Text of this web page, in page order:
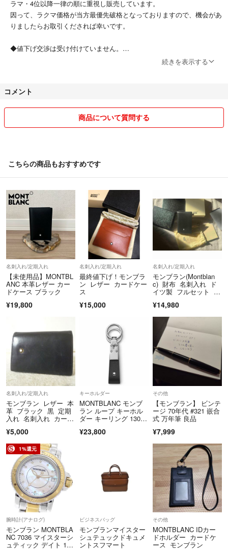
ラマ・4位以降一律の順に重視し販売しています。
因って、ラクマ価格が当方最優先破格となっておりますので、機会があ
りましたらお取引くだされば幸いです。
◆値下げ交渉は受け付けていません。
◆メル○リには無駄な手数料を大金払っていたと後悔していますので○
続きを表示する
コメント
商品について質問する
こちらの商品もおすすめです
名刺入れ/定期入れ
【未使用品】MONTBL
ANC 本革レザー カー
ドケース ブラック
¥19,800
名刺入れ/定期入れ
最終値下げ！モンブラ
ン レザー カードケー
ス
¥15,000
名刺入れ/定期入れ
モンブラン(Montblan
c) 財布 名刺入れ ド
イツ製 フルセット 未
¥14,980
名刺入れ/定期入れ
モンブラン レザー 本
革 ブラック 黒 定期
入れ 名刺入れ カード
¥5,000
キーホルダー
MONTBLANC モンブ
ラン ループ キーホル
ダー キーリング 13074
¥23,800
その他
【モンブラン】 ビンテ
ージ 70年代 #321 嵌合
式 万年筆 良品
¥7,999
1%還元
腕時計(アナログ)
モンブラン MONTBLA
NC 7036 マイスターシ
ュティック デイト 11P
ビジネスバッグ
モンブランマイスター
シュテュックドキュメ
ントスフマート
その他
MONTBLANC IDカー
ドホルダー カードケ
ース モンブラン